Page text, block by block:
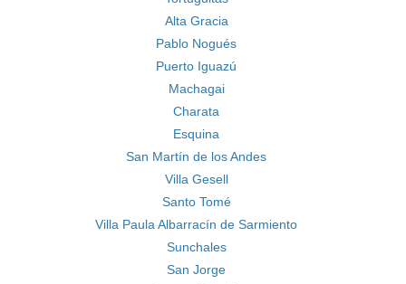
Alta Gracia
Pablo Nogués
Puerto Iguazú
Machagai
Charata
Esquina
San Martín de los Andes
Villa Gesell
Santo Tomé
Villa Paula Albarracín de Sarmiento
Sunchales
San Jorge